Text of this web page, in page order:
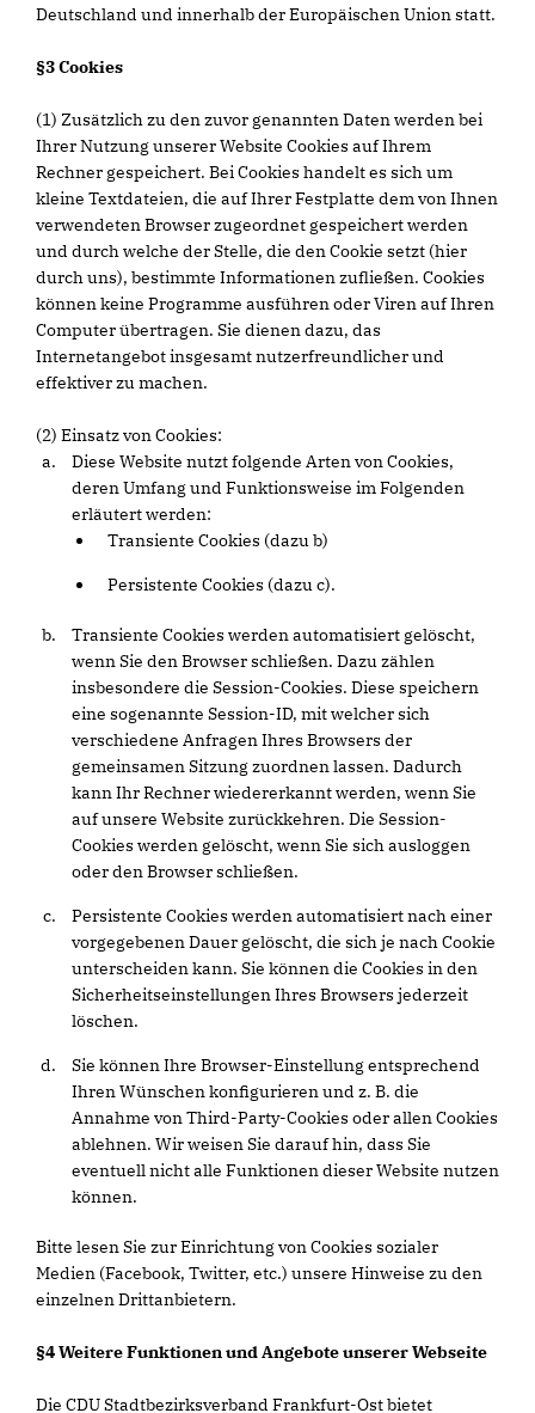
Deutschland und innerhalb der Europäischen Union statt.
§3 Cookies
(1) Zusätzlich zu den zuvor genannten Daten werden bei
Ihrer Nutzung unserer Website Cookies auf Ihrem
Rechner gespeichert. Bei Cookies handelt es sich um
kleine Textdateien, die auf Ihrer Festplatte dem von Ihnen
verwendeten Browser zugeordnet gespeichert werden
und durch welche der Stelle, die den Cookie setzt (hier
durch uns), bestimmte Informationen zufließen. Cookies
können keine Programme ausführen oder Viren auf Ihren
Computer übertragen. Sie dienen dazu, das
Internetangebot insgesamt nutzerfreundlicher und
effektiver zu machen.
(2) Einsatz von Cookies:
Diese Website nutzt folgende Arten von Cookies,
deren Umfang und Funktionsweise im Folgenden
erläutert werden:
Transiente Cookies (dazu b)
Persistente Cookies (dazu c).
Transiente Cookies werden automatisiert gelöscht,
wenn Sie den Browser schließen. Dazu zählen
insbesondere die Session-Cookies. Diese speichern
eine sogenannte Session-ID, mit welcher sich
verschiedene Anfragen Ihres Browsers der
gemeinsamen Sitzung zuordnen lassen. Dadurch
kann Ihr Rechner wiedererkannt werden, wenn Sie
auf unsere Website zurückkehren. Die Session-
Cookies werden gelöscht, wenn Sie sich ausloggen
oder den Browser schließen.
Persistente Cookies werden automatisiert nach einer
vorgegebenen Dauer gelöscht, die sich je nach Cookie
unterscheiden kann. Sie können die Cookies in den
Sicherheitseinstellungen Ihres Browsers jederzeit
löschen.
Sie können Ihre Browser-Einstellung entsprechend
Ihren Wünschen konfigurieren und z. B. die
Annahme von Third-Party-Cookies oder allen Cookies
ablehnen. Wir weisen Sie darauf hin, dass Sie
eventuell nicht alle Funktionen dieser Website nutzen
können.
Bitte lesen Sie zur Einrichtung von Cookies sozialer
Medien (Facebook, Twitter, etc.) unsere Hinweise zu den
einzelnen Drittanbietern.
§4 Weitere Funktionen und Angebote unserer Webseite
Die CDU Stadtbezirksverband Frankfurt-Ost bietet